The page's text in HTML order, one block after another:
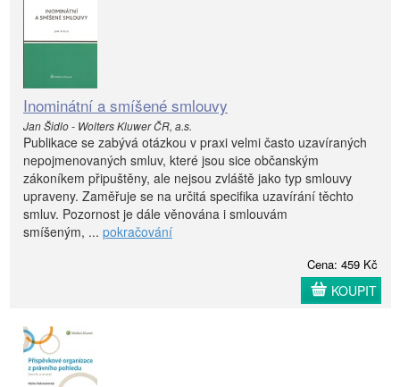
Inominátní a smíšené smlouvy
Jan Šidlo - Wolters Kluwer ČR, a.s.
Publikace se zabývá otázkou v praxi velmi často uzavíraných
nepojmenovaných smluv, které jsou sice občanským
zákoníkem připuštěny, ale nejsou zvláště jako typ smlouvy
upraveny. Zaměřuje se na určitá specifika uzavírání těchto
smluv. Pozornost je dále věnována i smlouvám
smíšeným, ... pokračování
Cena: 459 Kč
KOUPIT